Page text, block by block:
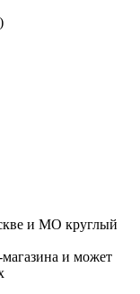
и МО круглый
магазина и может